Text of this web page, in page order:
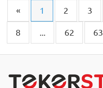
« 1 2 3
8 ... 62 63